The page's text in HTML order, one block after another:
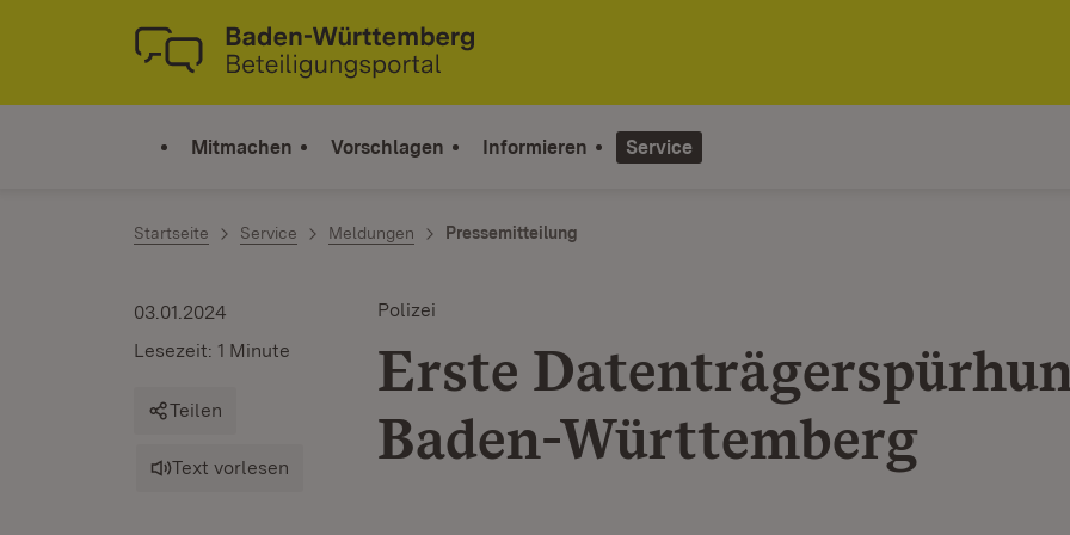
Zum Inhalt springen
Link zur Startseite
Mitmachen Vorschlagen Informieren Service
Startseite Service Meldungen Pressemitteilung
Polizei
Erste
Baden-Württemberg
03.01.2024
Lesezeit: 1 Minute
Teilen
Text vorlesen